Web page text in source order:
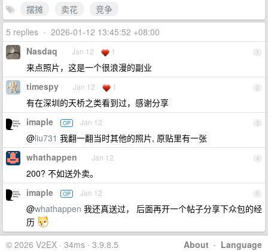
摆摊 卖花
竞争
5 replies • 2026-01-12 13:45:52 +08:00
1
Nasdaq Jan 12 1
来点照片，这是一个很浪漫的副业
2
timespy Jan 12 1
有在深圳的天桥之类看到过，感谢分享
3
imaple OP Jan 12
@liu731 我翻一翻当时其他的照片, 原贴里有一张
4
whathappen Jan 12
200? 不如送外卖。
5
imaple OP Jan 12
@whathappen 我还真送过， 后面再开一个帖子分享下众包的经
历
About · Language
© 2026 V2EX · 34ms · 3.9.8.5